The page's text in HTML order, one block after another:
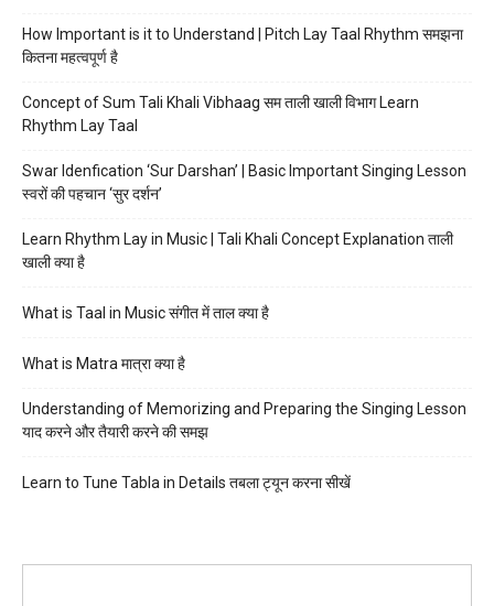
How Important is it to Understand | Pitch Lay Taal Rhythm समझना
कितना महत्वपूर्ण है
Concept of Sum Tali Khali Vibhaag सम ताली खाली विभाग Learn
Rhythm Lay Taal
Swar Idenfication ‘Sur Darshan’ | Basic Important Singing Lesson
स्वरों की पहचान ‘सुर दर्शन’
Learn Rhythm Lay in Music | Tali Khali Concept Explanation ताली
खाली क्या है
What is Taal in Music संगीत में ताल क्या है
What is Matra मात्रा क्या है
Understanding of Memorizing and Preparing the Singing Lesson
याद करने और तैयारी करने की समझ
Learn to Tune Tabla in Details तबला ट्यून करना सीखें